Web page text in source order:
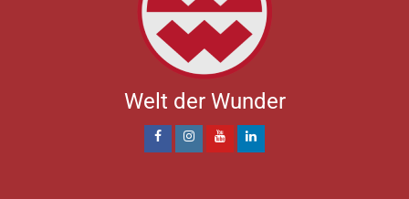
Welt der Wunder